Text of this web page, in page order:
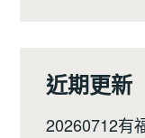
近期更新
20260712有